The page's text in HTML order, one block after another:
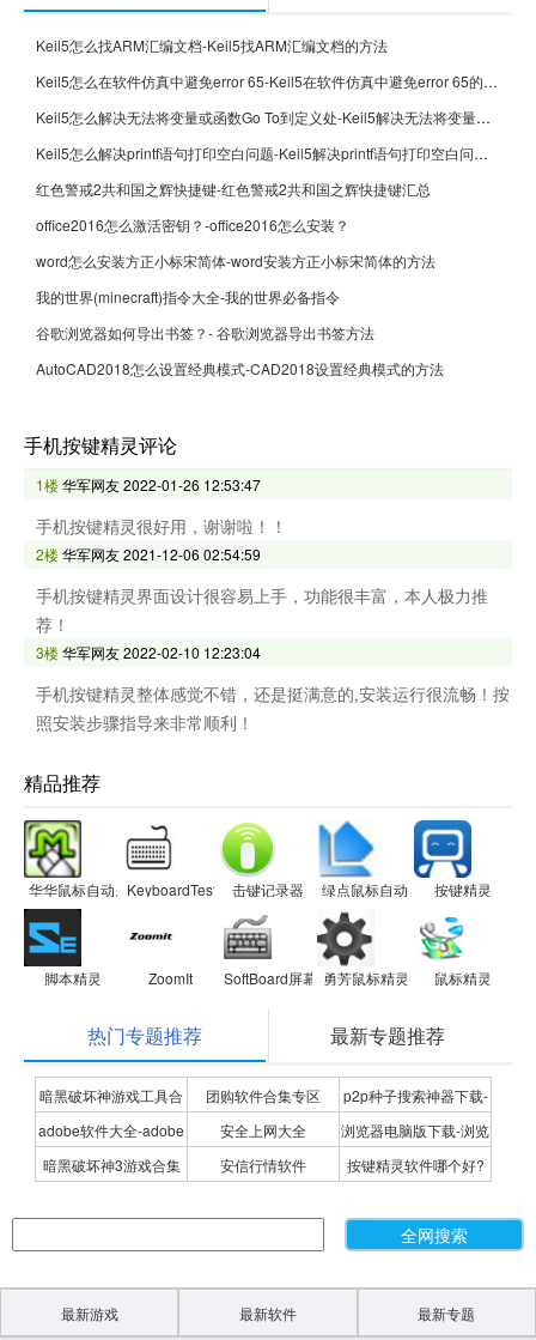
Keil5怎么找ARM汇编文档-Keil5找ARM汇编文档的方法
Keil5怎么在软件仿真中避免error 65-Keil5在软件仿真中避免error 65的方法
Keil5怎么解决无法将变量或函数Go To到定义处-Keil5解决无法将变量或函数Go To到定义处的方法
Keil5怎么解决printf语句打印空白问题-Keil5解决printf语句打印空白问题的方法
红色警戒2共和国之辉快捷键-红色警戒2共和国之辉快捷键汇总
office2016怎么激活密钥？-office2016怎么安装？
word怎么安装方正小标宋简体-word安装方正小标宋简体的方法
我的世界(minecraft)指令大全-我的世界必备指令
谷歌浏览器如何导出书签？- 谷歌浏览器导出书签方法
AutoCAD2018怎么设置经典模式-CAD2018设置经典模式的方法
手机按键精灵评论
1楼华军网友2022-01-26 12:53:47
手机按键精灵很好用，谢谢啦！！
2楼华军网友2021-12-06 02:54:59
手机按键精灵界面设计很容易上手，功能很丰富，本人极力推
荐！
3楼华军网友2022-02-10 12:23:04
手机按键精灵整体感觉不错，还是挺满意的,安装运行很流畅！按
照安装步骤指导来非常顺利！
精品推荐
华华鼠标自动点击器KeyboardTest(键盘测试工具)
击键记录器 绿点鼠标自动点击器按键精灵
脚本精灵 ZoomIt SoftBoard屏幕软键盘勇芳鼠标精灵 鼠标精灵
热门专题推荐 最新专题推荐
暗黑破坏神游戏工具合
集
团购软件合集专区
p2p种子搜索神器下载-
P2P种子搜索神器专题
adobe软件大全-adobe
全系列软件下载-adobe
安全上网大全
浏览器电脑版下载-浏览
器下载合集
暗黑破坏神3游戏合集 安信行情软件
按键精灵软件哪个好?
最新游戏 最新软件 最新专题